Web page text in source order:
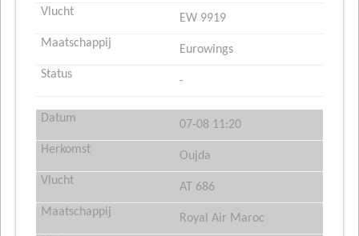
EW 9919
Eurowings
-
07-08 11:20
Oujda
AT 686
Royal Air Maroc